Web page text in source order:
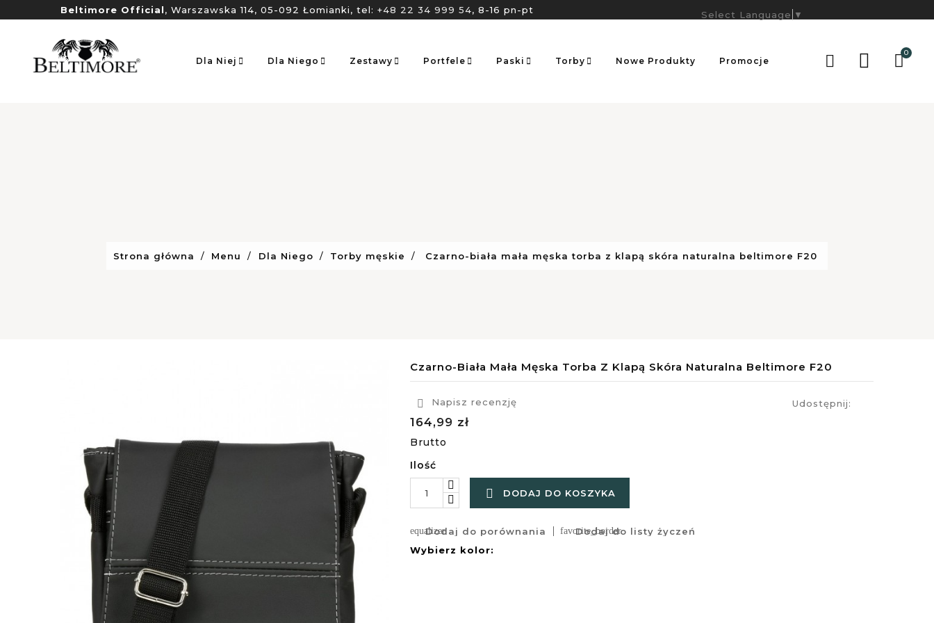
Beltimore Official, Warszawska 114, 05-092 Łomianki, tel: +48 22 34 999 54, 8-16 pn-pt
0

Dla Niej Dla Niego Zestawy Portfele Paski Torby Nowe Produkty Promocje
Select Language ▼
Strona główna Menu Dla Niego Torby męskie Czarno-biała mała męska torba z klapą skóra naturalna beltimore F20
Czarno-Biała Mała Męska Torba Z Klapą Skóra Naturalna Beltimore F20
 Napisz recenzję Udostępnij:
164,99 zł
Brutto
Ilość
 DODAJ DO KOSZYKA
equalizer
Dodaj do porównania favorite_border
Dodaj do listy życzeń
Wybierz kolor: